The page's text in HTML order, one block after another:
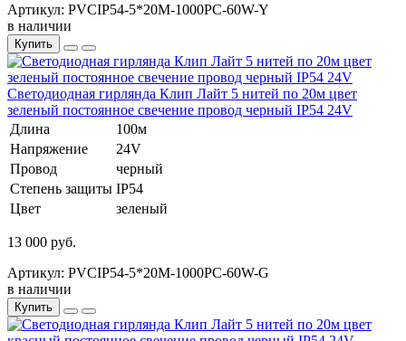
Артикул: PVCIP54-5*20M-1000PC-60W-Y
в наличии
Купить
Светодиодная гирлянда Клип Лайт 5 нитей по 20м цвет
зеленый постоянное свечение провод черный IP54 24V
Длина
100м
Напряжение
24V
Провод
черный
Степень защиты IP54
Цвет
зеленый
13 000 руб.
Артикул: PVCIP54-5*20M-1000PC-60W-G
в наличии
Купить